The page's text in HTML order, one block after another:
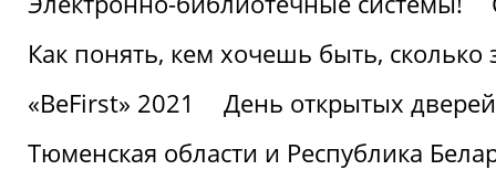
Как понять, кем хочешь быть, сколько
«BeFirst» 2021
День открытых
Тюменская области и Республика